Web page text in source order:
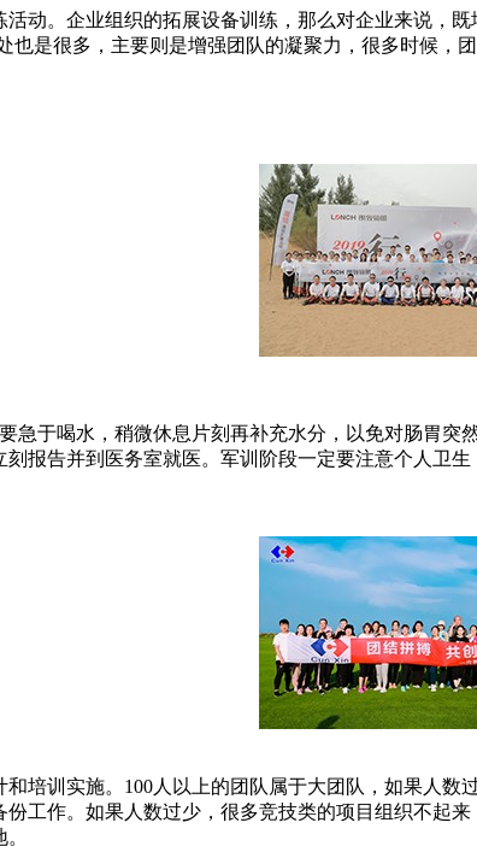
动。企业组织的拓展设备训练，那么对企业来说，
是很多，主要则是增强团队的凝聚力，很多时候，
急于喝水，稍微休息片刻再补充水分，以免对肠胃
报告并到医务室就医。军训阶段一定要注意个人卫
培训实施。100人以上的团队属于大团队，如果人
工作。如果人数过少，很多竞技类的项目组织不起